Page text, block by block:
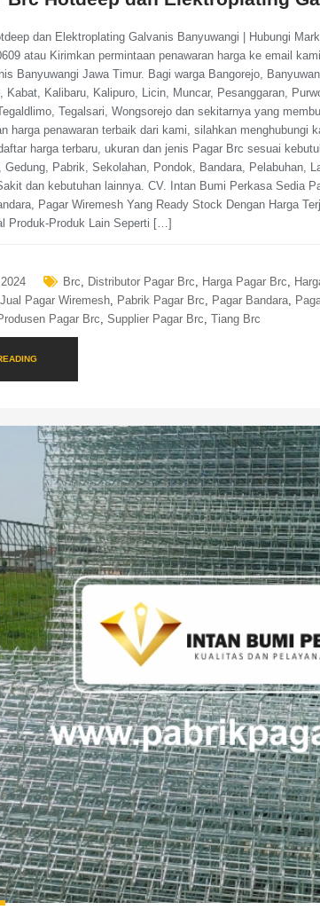
dan Elektroplating Galvanis Banyuwangi | Hubungi
atau Kirimkan permintaan penawaran harga ke email
Banyuwangi Jawa Timur. Bagi warga Bangorejo,
Kabat, Kalibaru, Kalipuro, Licin, Muncar, Pesanggaran,
Tegalsari, Wongsorejo dan sekitarnya yang
harga penawaran terbaik dari kami, silahkan menghubungi
harga terbaru, ukuran dan jenis Pagar Brc sesuai
Gedung, Pabrik, Sekolahan, Pondok, Bandara, Pelabuhan,
dan kebutuhan lainnya. CV. Intan Bumi Perkasa Sedia
Pagar Wiremesh Yang Ready Stock Dengan Harga
Produk-Produk Lain Seperti […]
Brc Distributor Pagar Brc Harga Pagar Brc
Jual Pagar Wiremesh Pabrik Pagar Brc Pagar Bandara
Pagar Brc Supplier Pagar Brc Tiang Brc